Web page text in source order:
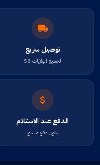
توصيل سريع
لجميع الولايات 58
الدفع عند الإستلام
بدون دفع مسبق